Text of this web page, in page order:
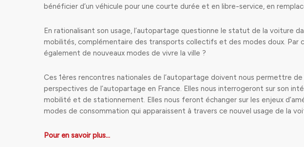
bénéficier d’un véhicule pour une courte durée et en libre-service, en
En rationalisant son usage, l’autopartage questionne le statut de la voiture
mobilités, complémentaire des transports collectifs et des modes doux. Par
également de nouveaux modes de vivre la ville ?
Ces 1ères rencontres nationales de l’autopartage doivent nous permettre de
perspectives de l’autopartage en France. Elles nous interrogeront sur son
mobilité et de stationnement. Elles nous feront échanger sur les enjeux
modes de consommation qui apparaissent à travers ce nouvel usage de la
Pour en savoir plus…